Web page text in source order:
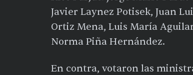
Javier Laynez Potisek, Juan
Ortiz Mena, Luis María
Norma Piña Hernández.
En contra, votaron las